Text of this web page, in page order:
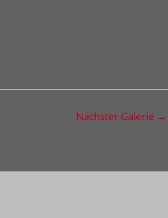
Nächster Galerie →